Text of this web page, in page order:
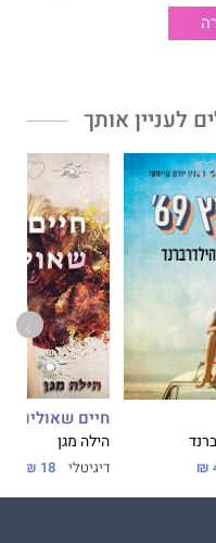
לעניין אותך
חיים שאולים
הילה מגן
דיגיטלי 18 ₪